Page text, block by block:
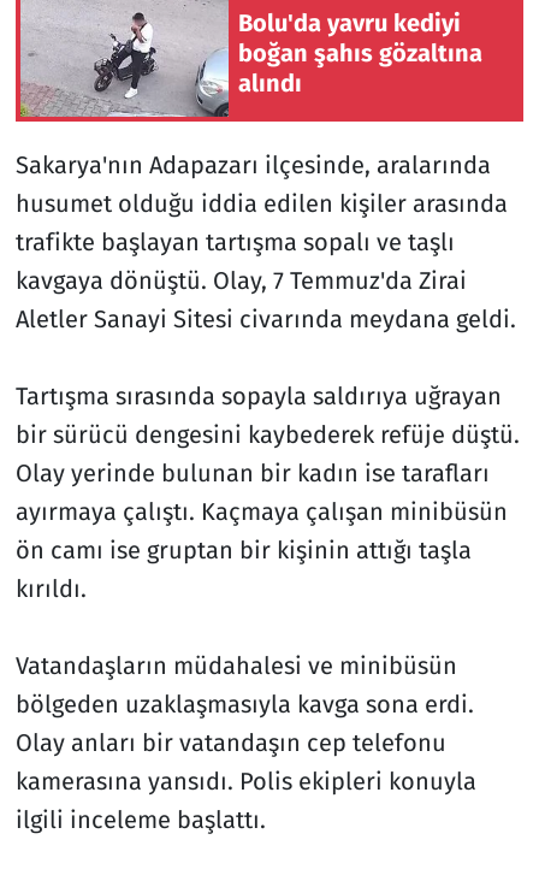
Bolu'da yavru kediyi
boğan şahıs gözaltına
alındı
Sakarya'nın Adapazarı ilçesinde, aralarında
husumet olduğu iddia edilen kişiler arasında
trafikte başlayan tartışma sopalı ve taşlı
kavgaya dönüştü. Olay, 7 Temmuz'da Zirai
Aletler Sanayi Sitesi civarında meydana geldi.
Tartışma sırasında sopayla saldırıya uğrayan
bir sürücü dengesini kaybederek refüje düştü.
Olay yerinde bulunan bir kadın ise tarafları
ayırmaya çalıştı. Kaçmaya çalışan minibüsün
ön camı ise gruptan bir kişinin attığı taşla
kırıldı.
Vatandaşların müdahalesi ve minibüsün
bölgeden uzaklaşmasıyla kavga sona erdi.
Olay anları bir vatandaşın cep telefonu
kamerasına yansıdı. Polis ekipleri konuyla
ilgili inceleme başlattı.